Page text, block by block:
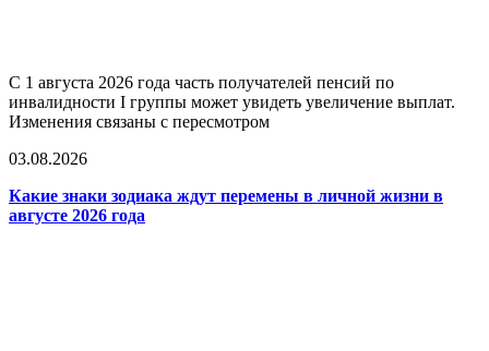
С 1 августа 2026 года часть получателей пенсий по
инвалидности I группы может увидеть увеличение выплат.
Изменения связаны с пересмотром
03.08.2026
Какие знаки зодиака ждут перемены в личной жизни в
августе 2026 года